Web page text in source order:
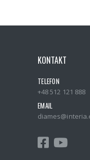
KONTAKT
TELEFON
+48 512 121 888
EMAIL